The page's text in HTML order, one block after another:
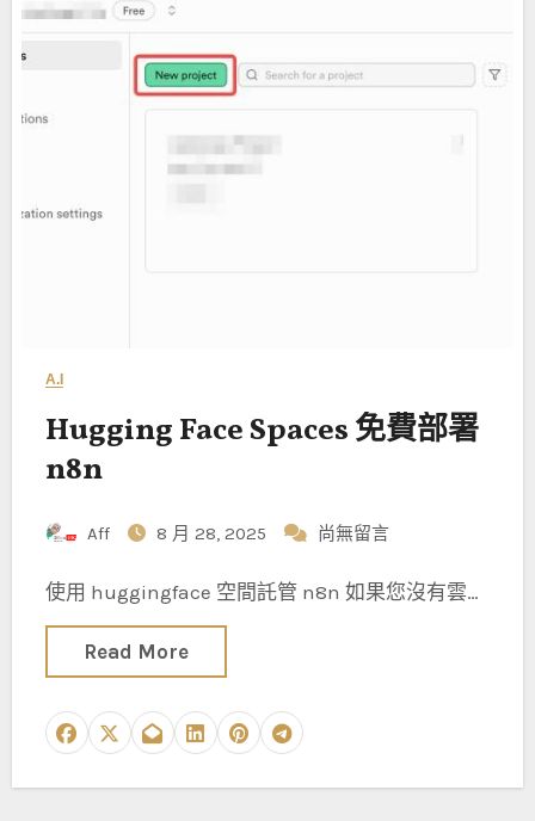
A.I
Hugging Face Spaces 免費部署
n8n
Aff 8 月 28, 2025 尚無留言
使用 huggingface 空間託管 n8n 如果您沒有雲…
Read More